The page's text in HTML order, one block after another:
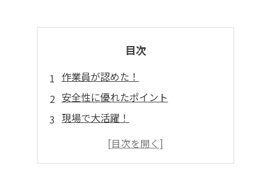
目次
作業員が認めた！
安全性に優れたポイント
現場で大活躍！
初心者でも安心！